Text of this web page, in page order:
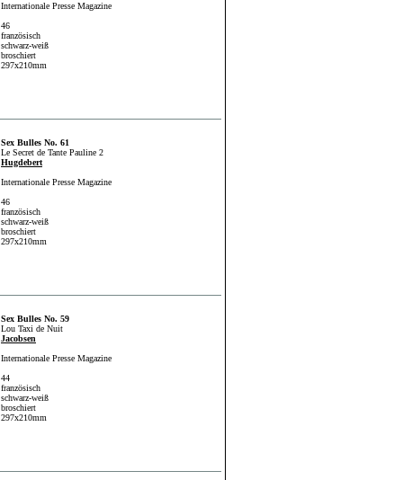
Internationale Presse Magazine
46
französisch
schwarz-weiß
broschiert
297x210mm
Sex Bulles No. 61
Le Secret de Tante Pauline 2
Hugdebert
Internationale Presse Magazine
46
französisch
schwarz-weiß
broschiert
297x210mm
Sex Bulles No. 59
Lou Taxi de Nuit
Jacobsen
Internationale Presse Magazine
44
französisch
schwarz-weiß
broschiert
297x210mm